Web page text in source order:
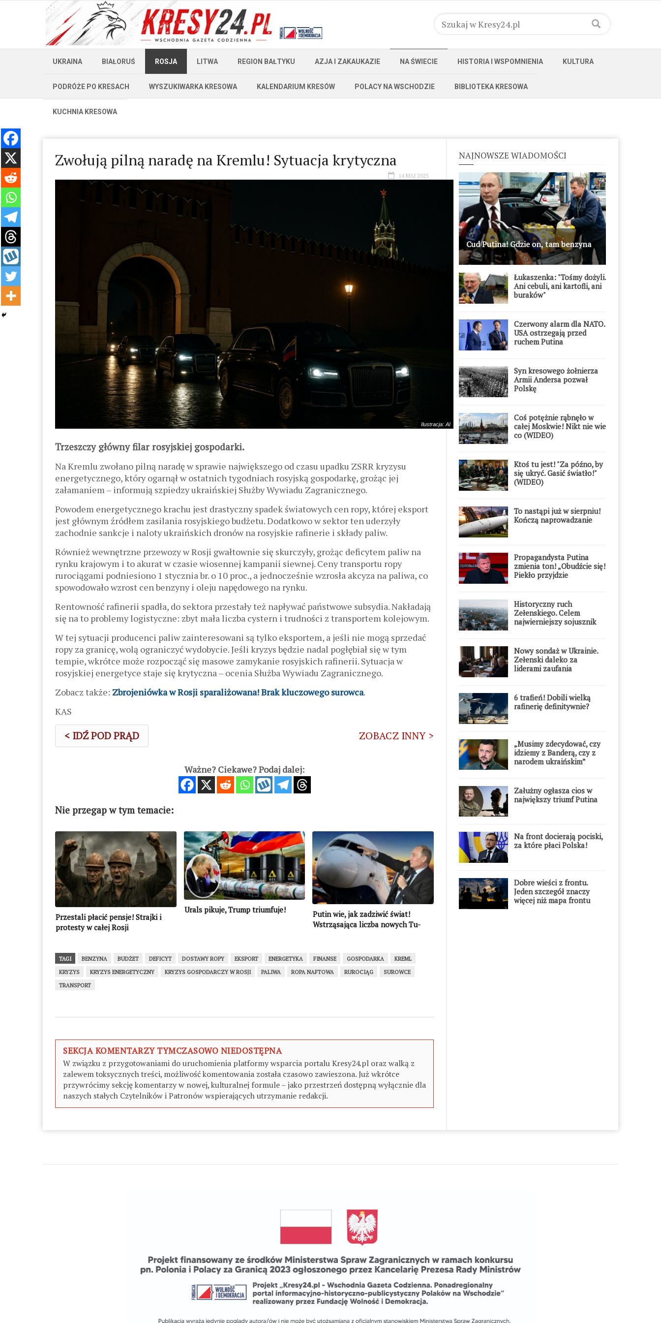
UKRAINA BIAŁORUŚ ROSJA LITWA REGION BAŁTYKU AZJA I ZAKAUKAZIE NA ŚWIECIE HISTORIA I WSPOMNIENIA KULTURA
PODRÓŻE PO KRESACH WYSZUKIWARKA KRESOWA KALENDARIUM KRESÓW POLACY NA WSCHODZIE BIBLIOTEKA KRESOWA
KUCHNIA KRESOWA
Zwołują pilną naradę na Kremlu! Sytuacja krytyczna
14 MAJ 2025
Ilustracja: AI
Trzeszczy główny filar rosyjskiej gospodarki.
Na Kremlu zwołano pilną naradę w sprawie największego od czasu upadku ZSRR kryzysu
energetycznego, który ogarnął w ostatnich tygodniach rosyjską gospodarkę, grożąc jej
załamaniem – informują szpiedzy ukraińskiej Służby Wywiadu Zagranicznego.
Powodem energetycznego krachu jest drastyczny spadek światowych cen ropy, której eksport
jest głównym źródłem zasilania rosyjskiego budżetu. Dodatkowo w sektor ten uderzyły
zachodnie sankcje i naloty ukraińskich dronów na rosyjskie rafinerie i składy paliw.
Również wewnętrzne przewozy w Rosji gwałtownie się skurczyły, grożąc deficytem paliw na
rynku krajowym i to akurat w czasie wiosennej kampanii siewnej. Ceny transportu ropy
rurociągami podniesiono 1 stycznia br. o 10 proc., a jednocześnie wzrosła akcyza na paliwa, co
spowodowało wzrost cen benzyny i oleju napędowego na rynku.
Rentowność rafinerii spadła, do sektora przestały też napływać państwowe subsydia. Nakładają
się na to problemy logistyczne: zbyt mała liczba cystern i trudności z transportem kolejowym.
W tej sytuacji producenci paliw zainteresowani są tylko eksportem, a jeśli nie mogą sprzedać
ropy za granicę, wolą ograniczyć wydobycie. Jeśli kryzys będzie nadal pogłębiał się w tym
tempie, wkrótce może rozpocząć się masowe zamykanie rosyjskich rafinerii. Sytuacja w
rosyjskiej energetyce staje się krytyczna – ocenia Służba Wywiadu Zagranicznego.
Zobacz także: Zbrojeniówka w Rosji sparaliżowana! Brak kluczowego surowca.
KAS
< IDŹ POD PRĄD ZOBACZ INNY >
Ważne? Ciekawe? Podaj dalej:
Nie przegap w tym temacie:
Przestali płacić pensje! Strajki i
protesty w całej Rosji
Urals pikuje, Trump triumfuje!
Putin wie, jak zadziwić świat!
Wstrząsająca liczba nowych Tu-
TAGI BENZYNA BUDŻET DEFICYT DOSTAWY ROPY EKSPORT ENERGETYKA FINANSE GOSPODARKA
KREML
KRYZYS
KRYZYS ENERGETYCZNY KRYZYS GOSPODARCZY W ROSJI PALIWA ROPA NAFTOWA RUROCIĄG
SUROWCE
TRANSPORT
SEKCJA KOMENTARZY TYMCZASOWO NIEDOSTĘPNA
W związku z przygotowaniami do uruchomienia platformy wsparcia portalu Kresy24.pl oraz walką z
zalewem toksycznych treści, możliwość komentowania została czasowo zawieszona. Już wkrótce
przywrócimy sekcję komentarzy w nowej, kulturalnej formule – jako przestrzeń dostępną wyłącznie dla
naszych stałych Czytelników i Patronów wspierających utrzymanie redakcji.
NAJNOWSZE WIADOMOŚCI
Cud Putina! Gdzie on, tam benzyna
Łukaszenka: "Tośmy dożyli.
Ani cebuli, ani kartofli, ani
buraków"
Czerwony alarm dla NATO.
USA ostrzegają przed
ruchem Putina
Syn kresowego żołnierza
Armii Andersa pozwał
Polskę
Coś potężnie rąbnęło w
całej Moskwie! Nikt nie wie
co (WIDEO)
Ktoś tu jest! "Za późno, by
się ukryć. Gasić światło!"
(WIDEO)
To nastąpi już w sierpniu!
Kończą naprowadzanie
Propagandysta Putina
zmienia ton! „Obudźcie się!
Piekło przyjdzie
Historyczny ruch
Zełenskiego. Celem
najwierniejszy sojusznik
Nowy sondaż w Ukrainie.
Zełenski daleko za
liderami zaufania
6 trafień! Dobili wielką
rafinerię definitywnie?
„Musimy zdecydować, czy
idziemy z Banderą, czy z
narodem ukraińskim”
Załużny ogłasza cios w
największy triumf Putina
Na front docierają pociski,
za które płaci Polska!
Dobre wieści z frontu.
Jeden szczegół znaczy
więcej niż mapa frontu